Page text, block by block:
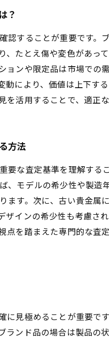
？
することが重要です。
たとえ傷や変色があっ
ンや限定品は市場での
により、価値は上下す
活用することで、適正
方法
な査定基準を理解する
モデルの希少性や製造
す。次に、古い貴金属
インの希少性も考慮さ
を踏まえた専門的な査
見極めることが重要で
ンド品の場合は製品の